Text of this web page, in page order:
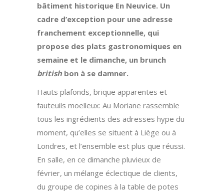
bâtiment historique En Neuvice. Un
cadre d’exception pour une adresse
franchement exceptionnelle, qui
propose des plats gastronomiques en
semaine et le dimanche, un brunch
britishbon à se damner.
Hauts plafonds, brique apparentes et
fauteuils moelleux: Au Moriane rassemble
tous les ingrédients des adresses hype du
moment, qu’elles se situent à Liège ou à
Londres, et l’ensemble est plus que réussi.
En salle, en ce dimanche pluvieux de
février, un mélange éclectique de clients,
du groupe de copines à la table de potes